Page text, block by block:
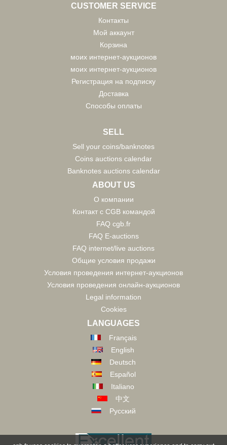
CUSTOMER SERVICE
Контакты
Мой аккаунт
Корзина
моих интернет-аукционов
моих интернет-аукционов
Регистрация на подписку
Доставка
Способы оплаты
SELL
Sell your coins/banknotes
Coins auctions calendar
Banknotes auctions calendar
ABOUT US
О компании
Контакт с CGB командой
FAQ cgb.fr
FAQ E-auctions
FAQ internet/live auctions
Общие условия продажи
Условия проведения интернет-аукционов
Условия проведения онлайн-аукционов
Legal information
Cookies
LANGUAGES
Français
English
Deutsch
Español
Italiano
中文
Русский